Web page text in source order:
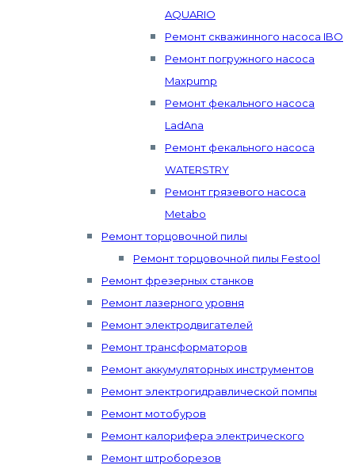
AQUARIO
Ремонт скважинного насоса IBO
Ремонт погружного насоса
Maxpump
Ремонт фекального насоса
LadAna
Ремонт фекального насоса
WATERSTRY
Ремонт грязевого насоса
Metabo
Ремонт торцовочной пилы
Ремонт торцовочной пилы Festool
Ремонт фрезерных станков
Ремонт лазерного уровня
Ремонт электродвигателей
Ремонт трансформаторов
Ремонт аккумуляторных инструментов
Ремонт электрогидравлической помпы
Ремонт мотобуров
Ремонт калорифера электрического
Ремонт штроборезов